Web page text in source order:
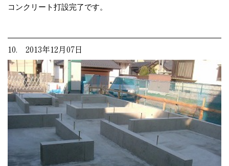
コンクリート打設完了です。
10. 2013年12月07日